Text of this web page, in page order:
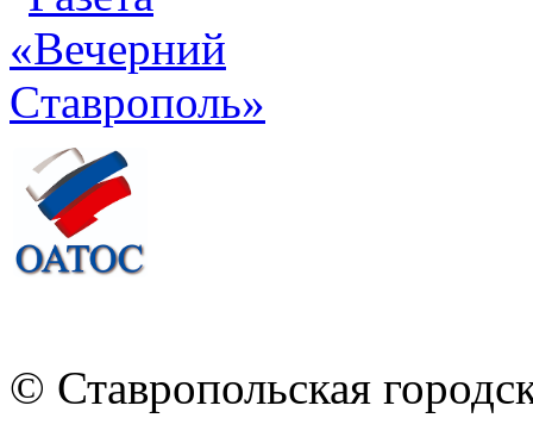
© Ставропольская